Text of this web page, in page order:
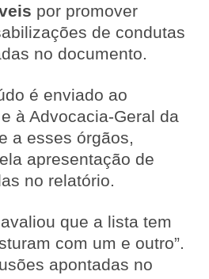
por promover
de condutas
no documento.
é enviado ao
à Advocacia-Geral da
a esses órgãos,
apresentação de
no relatório.
que a lista tem
com um e outro”.
apontadas no